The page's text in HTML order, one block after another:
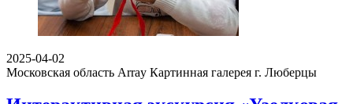
2025-04-02
Московская область Array Картинная галерея г. Люберцы